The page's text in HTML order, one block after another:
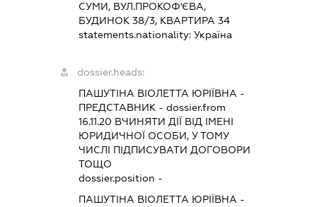
СУМИ, ВУЛ.ПРОКОФ'ЄВА,
БУДИНОК 38/3, КВАРТИРА 34
statements.nationality: Україна
dossier.heads:
ПАШУТІНА ВІОЛЕТТА ЮРІЇВНА -
ПРЕДСТАВНИК- dossier.from
16.11.20 ВЧИНЯТИ ДІЇ ВІД ІМЕНІ
ЮРИДИЧНОЇ ОСОБИ, У ТОМУ
ЧИСЛІ ПІДПИСУВАТИ ДОГОВОРИ
ТОЩО
dossier.position -
ПАШУТІНА ВІОЛЕТТА ЮРІЇВНА -